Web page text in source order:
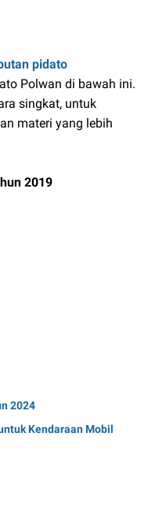
pidato
Polwan di bawah ini.
singkat, untuk
materi yang lebih
2019
2024
Kendaraan Mobil